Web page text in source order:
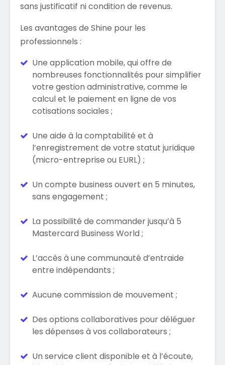
sans justificatif ni condition de revenus.
Les avantages de Shine pour les
professionnels :
Une application mobile, qui offre de
nombreuses fonctionnalités pour simplifier
votre gestion administrative, comme le
calcul et le paiement en ligne de vos
cotisations sociales ;
Une aide à la comptabilité et à
l’enregistrement de votre statut juridique
(micro-entreprise ou EURL) ;
Un compte business ouvert en 5 minutes,
sans engagement ;
La possibilité de commander jusqu’à 5
Mastercard Business World ;
L’accès à une communauté d’entraide
entre indépendants ;
Aucune commission de mouvement ;
Des options collaboratives pour déléguer
les dépenses à vos collaborateurs ;
Un service client disponible et à l’écoute,